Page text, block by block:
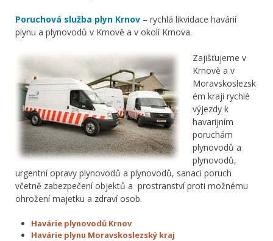
Poruchová služba plyn Krnov – rychlá likvidace havárií
plynu a plynovodů v Krnově a v okolí Krnova.
Zajišťujeme v
Krnově a v
Moravskoslezsk
ém kraji rychlé
výjezdy k
havarijním
poruchám
plynovodů a
plynovodů,
urgentní opravy plynovodů a plynovodů, sanaci poruch
včetně zabezpečení objektů a prostranství proti možnému
ohrožení majetku a zdraví osob.
Havárie plynovodů Krnov
Havárie plynu Moravskoslezský kraj